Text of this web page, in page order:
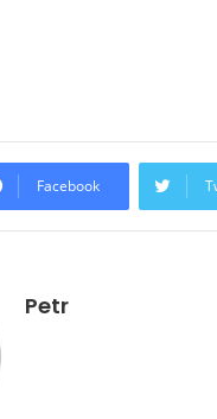
Facebook
Petr